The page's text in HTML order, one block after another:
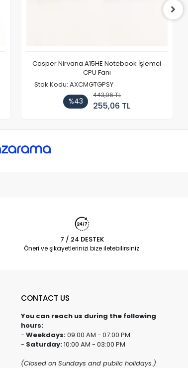
Casper Nirvana A15HE Notebook İşlemci
CPU Fanı
Stok Kodu: AXCMGTGPSY
%43
443,96 TL
255,06 TL
7 / 24 DESTEK
Öneri ve şikayetlerinizi bize iletebilirsiniz.
CONTACT US
You can reach us during the following
hours:
- Weekdays:09:00 AM - 07:00 PM
- Saturday:10:00 AM - 03:00 PM
(Closed on Sundays and public holidays.)